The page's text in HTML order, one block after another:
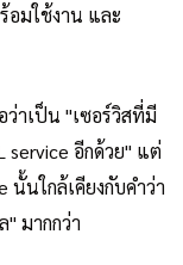
อมใช้งาน และ
ว่าเป็น "เซอร์วิสที่มี
service อีกด้วย" แต่
นั้นใกล้เคียงกับคำว่า
" มากกว่า